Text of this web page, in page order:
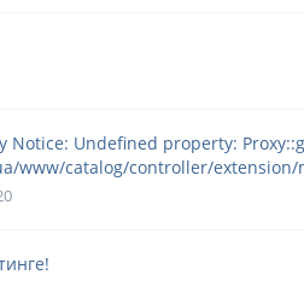
Undefined property:
www/catalog/controller/